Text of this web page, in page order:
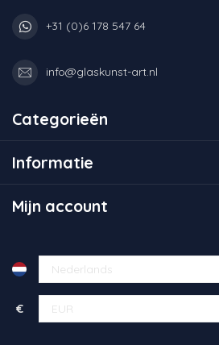
+31 (0)6 178 547 64
info@glaskunst-art.nl
Categorieën
Informatie
Mijn account
€